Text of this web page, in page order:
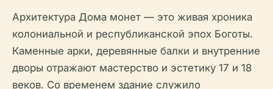
Архитектура Дома монет — это живая хроника
колониальной и республиканской эпох Боготы.
Каменные арки, деревянные балки и внутренние
дворы отражают мастерство и эстетику 17 и 18
веков. Со временем здание служило